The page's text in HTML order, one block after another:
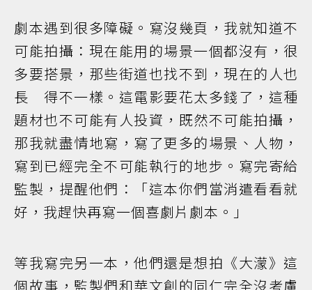
劇本遇到很多障礙。寫沒幾頁，我就知道不
可能拍攝：現在能用的場景一個都沒有，很
多要搭景，那些街道也找不到，現在的人也
長 得不一樣。這電影要花太多錢了，這種
題材也不可能有人投資，既然不可能拍攝，
那我就盡情地寫，寫了更多的場景、人物，
寫到已經完全不可能執行的地步。寫完寄給
監製，提醒他們：「這本你們當消遣看看就
好，我趕快再寫一個喜劇片劇本。」
等我寫完另一本，他們還是想拍《大濛》這
個故事，監製們和華文創的同仁完全沒考慮